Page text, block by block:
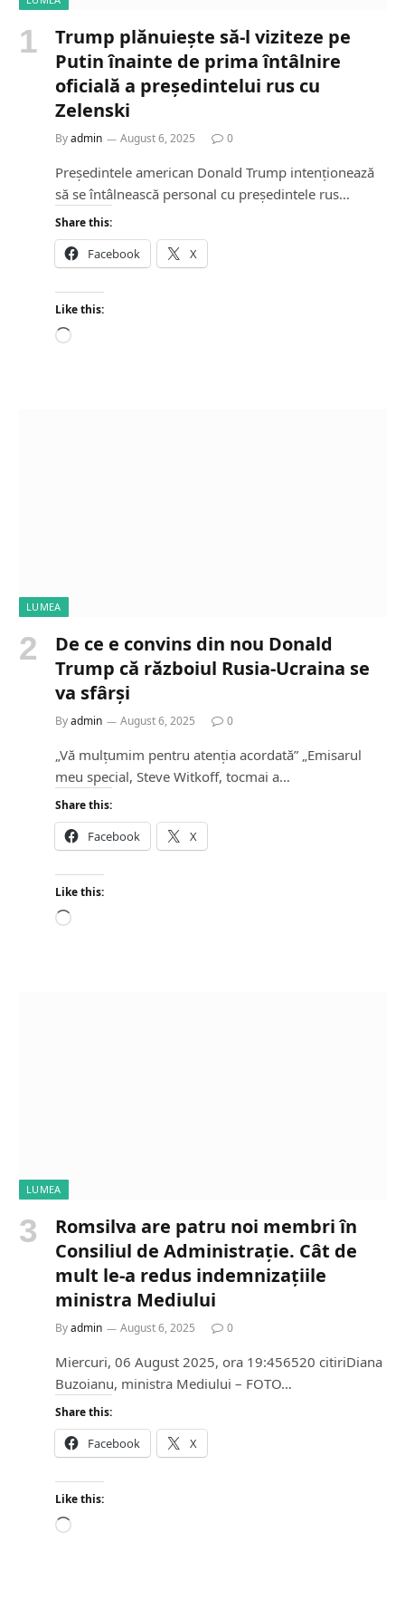
Trump plănuiește să-l viziteze pe
Putin înainte de prima întâlnire
oficială a președintelui rus cu
Zelenski
Byadmin August 6, 2025 0
Președintele american Donald Trump intenționează
să se întâlnească personal cu președintele rus…
Share this:
Facebook X
Like this:
L
LUMEA
De ce e convins din nou Donald
Trump că războiul Rusia-Ucraina se
va sfârși
Byadmin August 6, 2025 0
„Vă mulțumim pentru atenția acordată” „Emisarul
meu special, Steve Witkoff, tocmai a…
Share this:
Facebook X
Like this:
L
LUMEA
Romsilva are patru noi membri în
Consiliul de Administrație. Cât de
mult le-a redus indemnizațiile
ministra Mediului
Byadmin August 6, 2025 0
Miercuri, 06 August 2025, ora 19:456520 citiriDiana
Buzoianu, ministra Mediului – FOTO…
Share this:
Facebook X
Like this:
L